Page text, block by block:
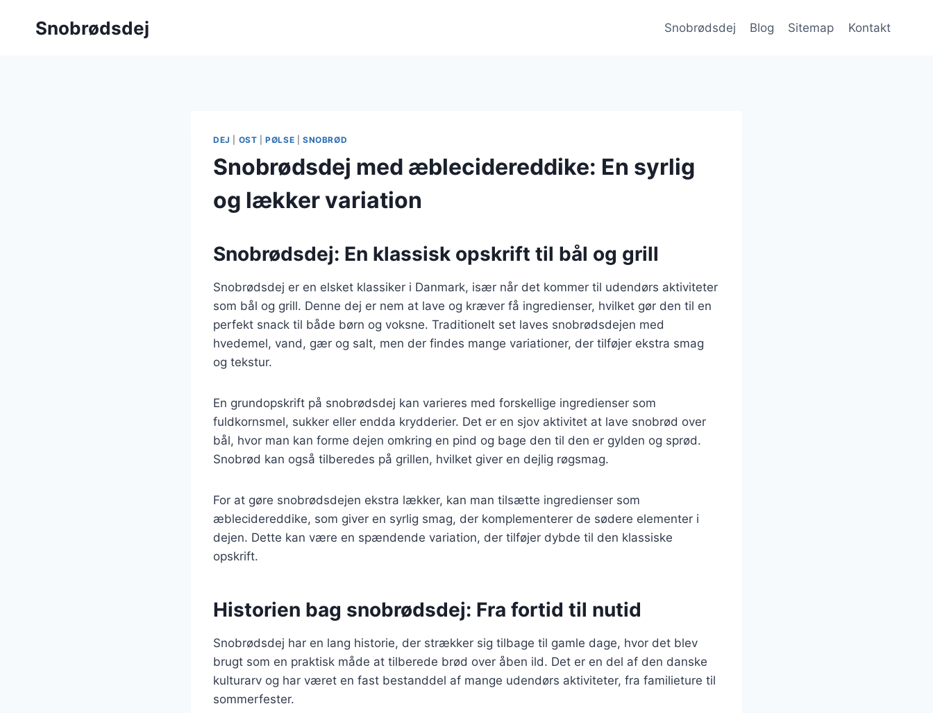
Snobrødsdej Snobrødsdej Blog Sitemap Kontakt
DEJ OST |PØLSE SNOBRØD
Snobrødsdej med æblecidereddike: En syrlig
og lækker variation
Snobrødsdej: En klassisk opskrift til bål og grill
Snobrødsdej er en elsket klassiker i Danmark, især når det kommer til udendørs aktiviteter
som bål og grill. Denne dej er nem at lave og kræver få ingredienser, hvilket gør den til en
perfekt snack til både børn og voksne. Traditionelt set laves snobrødsdejen med
hvedemel, vand, gær og salt, men der findes mange variationer, der tilføjer ekstra smag
og tekstur.
En grundopskrift på snobrødsdej kan varieres med forskellige ingredienser som
fuldkornsmel, sukker eller endda krydderier. Det er en sjov aktivitet at lave snobrød over
bål, hvor man kan forme dejen omkring en pind og bage den til den er gylden og sprød.
Snobrød kan også tilberedes på grillen, hvilket giver en dejlig røgsmag.
For at gøre snobrødsdejen ekstra lækker, kan man tilsætte ingredienser som
æblecidereddike, som giver en syrlig smag, der komplementerer de sødere elementer i
dejen. Dette kan være en spændende variation, der tilføjer dybde til den klassiske
opskrift.
Historien bag snobrødsdej: Fra fortid til nutid
Snobrødsdej har en lang historie, der strækker sig tilbage til gamle dage, hvor det blev
brugt som en praktisk måde at tilberede brød over åben ild. Det er en del af den danske
kulturarv og har været en fast bestanddel af mange udendørs aktiviteter, fra familieture til
sommerfester.